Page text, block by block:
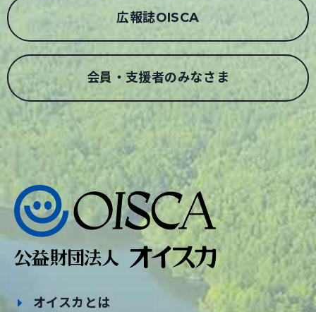
広報誌OISCA
会員・支援者のみなさま
オイスカとは